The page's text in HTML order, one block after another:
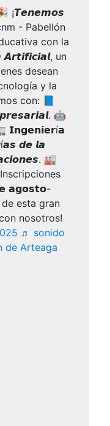
¡𝙏𝙚𝙣𝙚𝙢𝙤𝙨
- Pabellón
con la
un
desean
y la
con: 📘
🤖
𝗜𝗻𝗴𝗲𝗻𝗶𝗲𝗿í𝗮
𝙙𝙚 𝙡𝙖
🏭
𝗮𝗴𝗼𝘀𝘁𝗼-
esta gran
nosotros!
♬ sonido
de Arteaga